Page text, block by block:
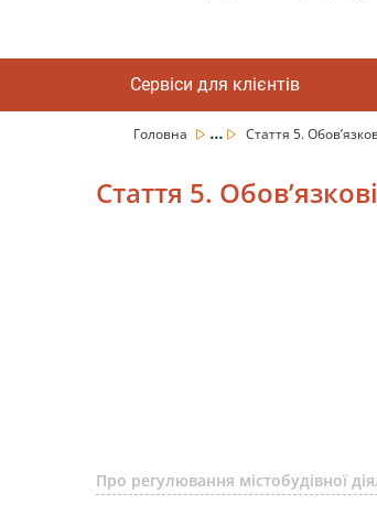
Сервіси для клієнтів
Головна ... Стаття 5.
Стаття 5.
Про регулювання містобудівної